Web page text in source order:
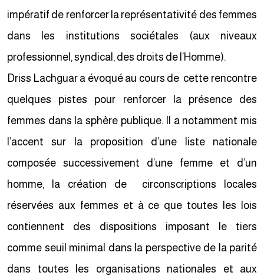
impératif de renforcer la représentativité des femmes
dans les institutions sociétales (aux niveaux
professionnel, syndical, des droits de l’Homme).
Driss Lachguar a évoqué au cours de cette rencontre
quelques pistes pour renforcer la présence des
femmes dans la sphère publique. Il a notamment mis
l’accent sur la proposition d’une liste nationale
composée successivement d’une femme et d’un
homme, la création de circonscriptions locales
réservées aux femmes et à ce que toutes les lois
contiennent des dispositions imposant le tiers
comme seuil minimal dans la perspective de la parité
dans toutes les organisations nationales et aux